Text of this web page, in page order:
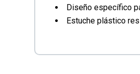
Diseño específico
Estuche plástico